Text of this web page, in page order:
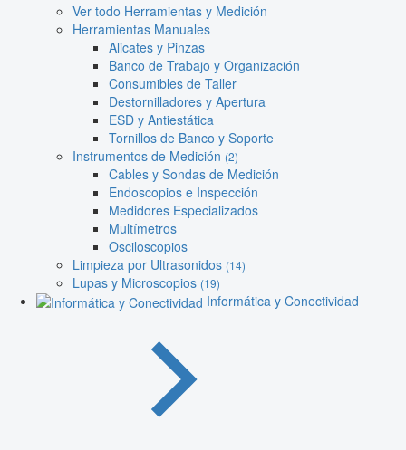
Ver todo Herramientas y Medición
Herramientas Manuales
Alicates y Pinzas
Banco de Trabajo y Organización
Consumibles de Taller
Destornilladores y Apertura
ESD y Antiestática
Tornillos de Banco y Soporte
Instrumentos de Medición (2)
Cables y Sondas de Medición
Endoscopios e Inspección
Medidores Especializados
Multímetros
Osciloscopios
Limpieza por Ultrasonidos (14)
Lupas y Microscopios (19)
Informática y Conectividad